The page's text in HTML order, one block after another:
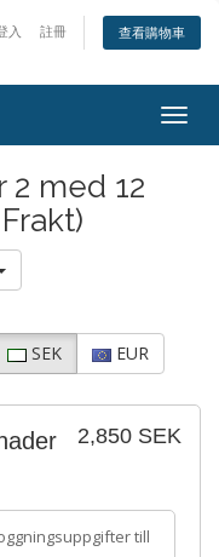
入 註冊 查看購物車
2 med 12
SEK EUR
2,850 SEK
till